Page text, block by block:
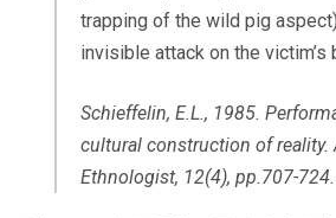
trapping of the wild pig
invisible attack on the victim’s
Schieffelin, E.L., 1985.
cultural construction of reality.
Ethnologist, 12(4), pp.707-724.